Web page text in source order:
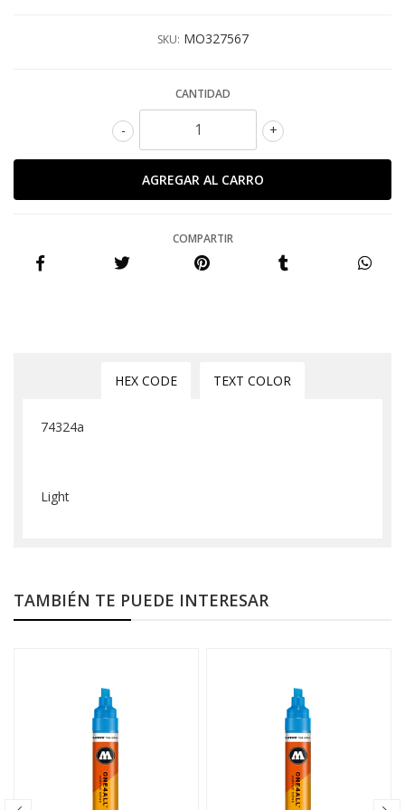
SKU: MO327567
CANTIDAD
+
-
COMPARTIR
HEX CODE TEXT COLOR
74324a
Light
TAMBIÉN TE PUEDE INTERESAR